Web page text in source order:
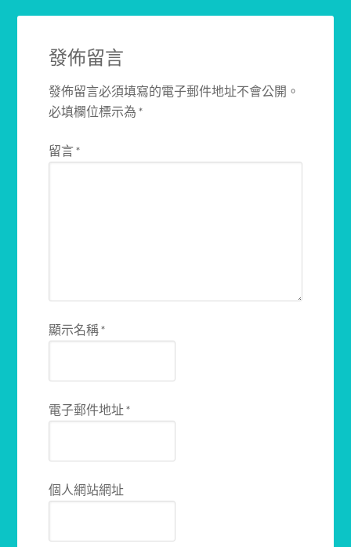
發佈留言
發佈留言必須填寫的電子郵件地址不會公開。
必填欄位標示為*
留言*
顯示名稱*
電子郵件地址*
個人網站網址